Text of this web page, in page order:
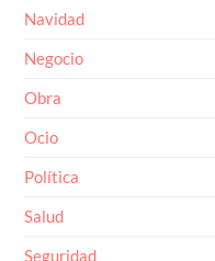
Navidad
Negocio
Obra
Ocio
Política
Salud
Seguridad